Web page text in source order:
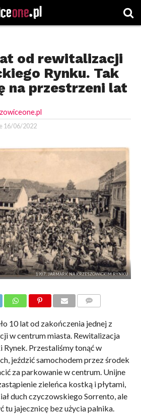
od rewitalizacji
Rynku. Tak
na przestrzeni lat
16/06/2022
1907. JARMARK NA KRZESZOWICKIM RYNKU
10 lat od zakończenia jednej z
w centrum miasta. Rewitalizacja
Rynek. Przestaliśmy tonąć w
jeździć samochodem przez środek
za parkowanie w centrum. Unijne
zieleńca kostką i płytami,
duch czyczowskiego Sorrento, ale
tu jajecznicę bez użycia palnika.